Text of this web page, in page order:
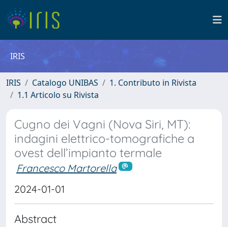
IRIS
IRIS Catalogo UNIBAS
1. Contributo in Rivista
1.1 Articolo su Rivista
Cugno dei Vagni (Nova Siri, MT):
indagini elettrico-tomografiche a
ovest dell’impianto termale
Francesco Martorella
2024-01-01
Abstract